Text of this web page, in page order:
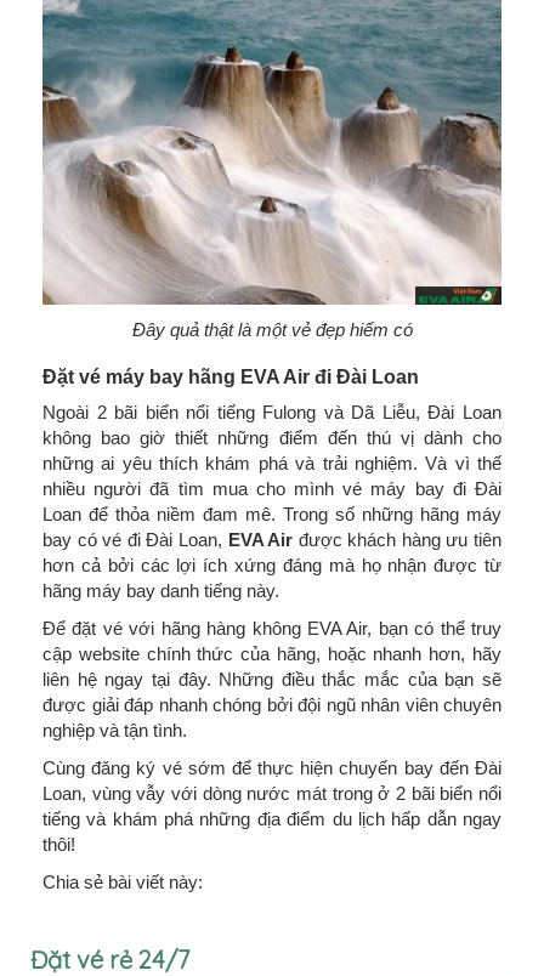
Đây quả thật là một vẻ đẹp hiếm có
Đặt vé máy bay hãng EVA Air đi Đài Loan
Ngoài 2 bãi biển nổi tiếng Fulong và Dã Liễu, Đài Loan
không bao giờ thiết những điểm đến thú vị dành cho
những ai yêu thích khám phá và trải nghiệm. Và vì thế
nhiều người đã tìm mua cho mình vé máy bay đi Đài
Loan để thỏa niềm đam mê. Trong số những hãng máy
bay có vé đi Đài Loan, EVA Air được khách hàng ưu tiên
hơn cả bởi các lợi ích xứng đáng mà họ nhận được từ
hãng máy bay danh tiếng này.
Để đặt vé với hãng hàng không EVA Air, bạn có thể truy
cập website chính thức của hãng, hoặc nhanh hơn, hãy
liên hệ ngay tại đây. Những điều thắc mắc của bạn sẽ
được giải đáp nhanh chóng bởi đội ngũ nhân viên chuyên
nghiệp và tận tình.
Cùng đăng ký vé sớm để thực hiện chuyến bay đến Đài
Loan, vùng vẫy với dòng nước mát trong ở 2 bãi biển nổi
tiếng và khám phá những địa điểm du lịch hấp dẫn ngay
thôi!
Chia sẻ bài viết này:
Đặt vé rẻ 24/7